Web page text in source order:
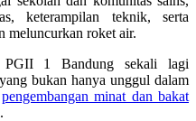
keterampilan teknik, serta
meluncurkan roket air.
PGII 1 Bandung sekali lagi
bukan hanya unggul dalam
pengembangan minat dan bakat